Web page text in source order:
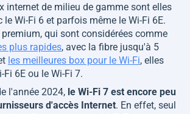
internet de milieu de gamme sont elles
Wi-Fi 6 et parfois même le Wi-Fi 6E.
qui sont considérées comme
plus rapides, avec la fibre jusqu'à 5
les meilleures box pour le Wi-Fi, elles
6E ou le Wi-Fi 7.
l'année 2024, le Wi-Fi 7 est encore peu
d'accès Internet. En effet, seul